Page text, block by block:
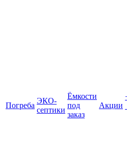
Погреба
ЭКО-
септики
Ёмкости
под
заказ
Акции